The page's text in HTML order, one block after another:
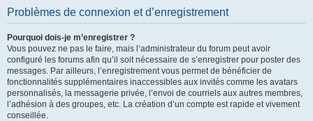
Problèmes de connexion et d’enregistrement
Pourquoi dois-je m’enregistrer ?
Vous pouvez ne pas le faire, mais l’administrateur du forum peut avoir
configuré les forums afin qu’il soit nécessaire de s’enregistrer pour poster des
messages. Par ailleurs, l’enregistrement vous permet de bénéficier de
fonctionnalités supplémentaires inaccessibles aux invités comme les avatars
personnalisés, la messagerie privée, l’envoi de courriels aux autres membres,
l’adhésion à des groupes, etc. La création d’un compte est rapide et vivement
conseillée.